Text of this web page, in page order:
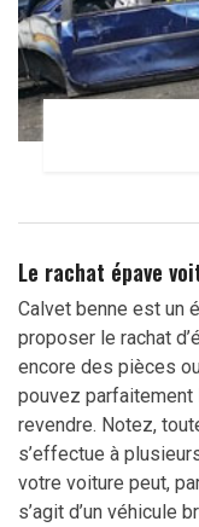
Le rachat épave
Calvet benne est un
proposer le rachat
encore des pièces
pouvez
revendre. Notez,
s’effectue à
votre voiture peut,
s’agit d’un véhicule